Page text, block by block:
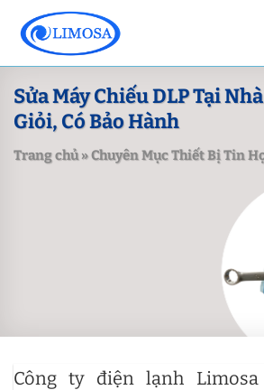
content
Sửa Máy Chiếu DLP Tại
Giỏi, Có Bảo Hành
Trang chủ»Chuyên Mục Thiết Bị Tin
Công ty điện lạnh